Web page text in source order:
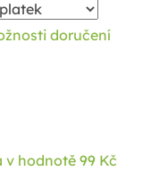
doručení
v hodnotě 99 Kč